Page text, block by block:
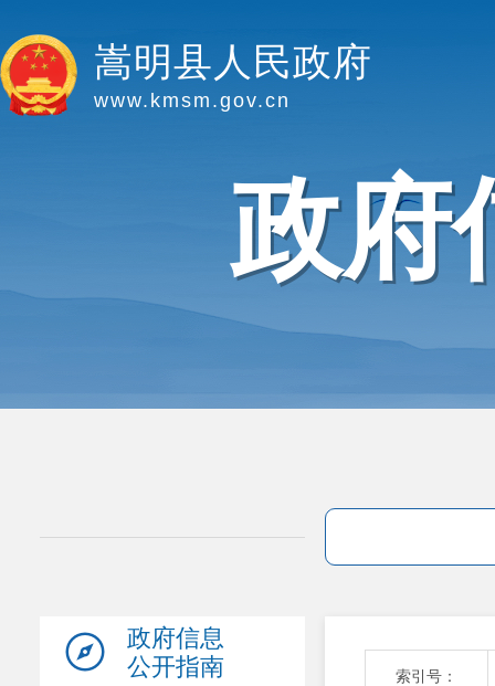
嵩明县人民政府
www.kmsm.gov.cn
政府
政府信息
公开指南
索引号：